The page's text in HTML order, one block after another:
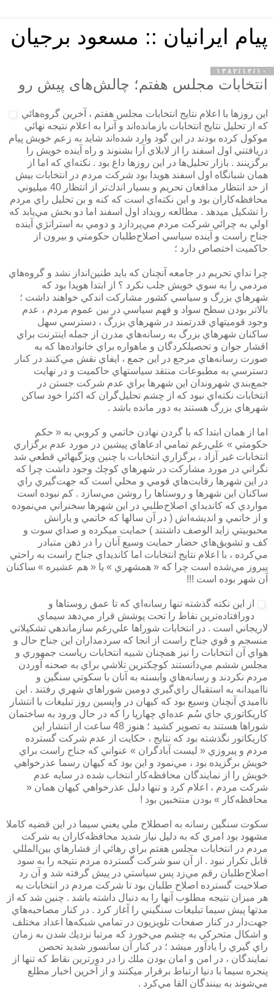
پیام ایرانیان :: مسعود برجیان
۱۳۸۲/۱۲/۱۰
انتخابات مجلس هفتم؛ چالش‌های پیش رو
اين روزها با اعلام نتايج انتخابات مجلس هفتم ، آخرين گروه‌هائي
كه از تحليل نتايج انتخابات بازمانده‌اند و آنرا به اعلام نتيجه نهائي
موكول كرده بودند در اين گود وارد شده‌اند شايد به زعم خويش پيام
دريافتني اول اسفند را از لابلاي آرا بشنوند و راه آينده خويش را
برگزينند . بازار تحليل‌ها در اين روزها داغ بود . نكته‌اي كه اما از
همان شبانگاه اول اسفند هويدا بود شركت مردم در انتخابات بيش
از حد انتظار مدافعان تحريم و بسيار اندك‌تر از انتظار 40 ميليوني
محافظه‌كاران بود و اين نكته‌اي است كه كنه و بن تحليل راي مردم
را تشكيل ميدهد . مطالعه رويداد اول اسفند اما دو بخش مي‌يابد كه
اولي به چرائي شركت مردم مي‌پردازد و دومي به استراتژي آينده
جناح راست و آينده سياسي اصلاح‌طلبان حكومتي و بيرون از
حاكميت اختصاص دارد ؛
چرا نداي تحريم در جامعه آنچنان كه بايد طنين‌انداز نشد و گروه‌هاي
مردمي را به سوي خويش جلب نكرد ؟ از ابتدا هويدا بود كه
شهرهاي بزرگ و سياسي كشور مشاركت اندكي خواهند داشت ؛
بالاتر بودن سطح سواد و فهم سياسي در بين عموم مردم ، عدم
وجود قوميتهاي قدرتمند در شهرهاي بزرگ ، دسترسي سهل
ساكنان شهرهاي بزرگ به رسانه‌هاي مدرن از جمله اينترنت براي
اقشار جوان و تحصيلكردگان و ماهواره‌ براي خانواده‌ها كه به
صورت رسانه‌هاي مرجع در اين جمع ، ايفاي نقش مي‌كنند در كنار
دسترسي به مطبوعات منتقد سياستهاي حاكميت و در نهايت
جمع‌بندي شهروندان اين شهرها براي عدم شركت جستن در
انتخابات نكته‌اي نبود كه از چشم تحليل‌گران كه اكثرا خود ساكن
شهرهاي بزرگ هستند به دور مانده باشد .
اما از همان ابتدا كه با گردن نهادن خاتمي و كروبي به « حكم
حكومتي » علي‌رغم تمامي ادعاهاي پيشين در مورد عدم برگزاري
انتخابات غير آزاد ، برگزاري انتخابات با چنين ويژگيهائي قطعي شد
نگراني در مورد مشاركت در شهرهاي كوچك وجود داشت چرا كه
در اين شهرها رقابت‌هاي قومي و محلي است كه جهت‌گيري راي
ساكنان اين شهرها و روستاها را روشن مي‌سازد . كم نبوده است
مواردي كه كانديداي اصلاح‌طلبي در اين شهرها سخنراني مي‌نموده
و از خاتمي و انديشه‌اش ( در آن سالها كه خاتمي و يارانش
محبوبيتي زايد الوصف داشتند ) حمايت ميكرده و صداي سوت و
كف و تشويق‌هاي حضار حمايت‌ وسيع آنان را در ذهن متبادر
مي‌كرده ، با اعلام نتايج انتخابات اما كانديداي جناح راست به راحتي
پيروز مي‌شده است چرا كه « همشهري » يا « هم عشيره » ساكنان
آن شهر بوده است !!!
از اين نكته گذشته تنها رسانه‌اي كه تا عمق روستاها و
دورافتاده‌ترين نقاط را تحت پوشش قرار مي‌دهد سيماي
لاريجاني است . در انتخابات شوراها علي‌رغم سازماندهي تشكيلاتي
منسجم و قوي جناح راست از انجا كه سردمداران اين جناح حال و
هواي آن انتخابات را نيز همچنان شبيه انتخابات رياست جمهوري و
مجلس ششم مي‌دانستند كوچكترين تلاشي براي به صحنه آوردن
مردم نكردند و رسانه‌هاي وابسته به آنان با سكوتي سنگين و
نااميدانه به استقبال راي‌گيري دومين شوراهاي شهري رفتند . اين
نااميدي آنچنان وسيع بود كه كيهان در واپسين روز تبليغات با انتشار
كاريكاتوري جاي سُم عده‌اي چهارپا را كه در حال ورود به ساختمان
شوراها هستند به تصوير كشيد ؛ هنوز 48 ساعت از انتشار اين
كاريكاتور نگذشته بود كه نتايج ، حكايت از عدم شركت گسترده
مردم و پيروزي « ليست آبادگران » عنواني كه جناح راست براي
خويش برگزيده بود ، مي‌نمود و اين بود كه كيهان رسما عذرخواهي
خويش را از نمايندگان محافظه‌كار انتخاب شده در سايه عدم
شركت مردم ، اعلام كرد و تنها دليل عذرخواهي كيهان همان «
محافظه‌كار » بودن منتخبين بود !
سكوت سنگين رسانه به اصطلاح ملي يعني سيما در اين قضيه كاملا
مشهود بود امري كه به دليل نياز شديد محافظه‌كاران به شركت
مردم در انتخابات مجلس هفتم براي رهائي از فشارهاي بين‌المللي
قابل تكرار نبود . از آن سو شركت گسترده مردم نتيجه را به سود
اصلاح‌طلبان رقم مي‌زد پس سياستي در پيش گرفته شد و آن رد
صلاحيت گسترده اصلاح طلبان بود تا شركت مردم در انتخابات به
هر ميزان نتيجه مطلوب آنها را به دنبال داشته باشد . چنين شد كه از
مدتها پيش سيما تبليغات سنگيني را آغاز كرد . در كنار مصاحبه‌هاي
جهت‌دار در كنار صفحات تلويزيون در تمامي شبكه‌ها اعداد مختلف
و اشكال متحركي به چشم مي‌خورد كه مرتبا نزديك شدن به زمان
راي گيري را يادآور ميشد ؛ در كنار آن سانسور شديد تحصن
نمايندگان ، در امن و امان بودن ملك را در دورترين نقاط كه تنها از
پنجره سيما با دنيا ارتباط برقرار ميكنند و از آخرين اخبار مطلع
مي‌شوند به بينندگان القا مي‌كرد .